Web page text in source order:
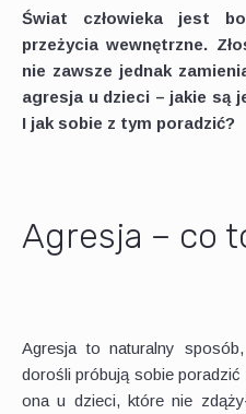
Świat człowieka jest
przeżycia wewnętrzne.
nie zawsze jednak
agresja u dzieci – jakie są
I jak sobie z tym poradzić?
Agresja – co
Agresja to naturalny
dorośli próbują sobie
ona u dzieci, które nie